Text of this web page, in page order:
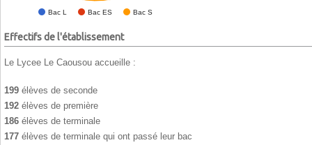
Bac L Bac ES Bac S
Effectifs de l'établissement
Le Lycee Le Caousou accueille :
199 élèves de seconde
192 élèves de première
186 élèves de terminale
177 élèves de terminale qui ont passé leur bac